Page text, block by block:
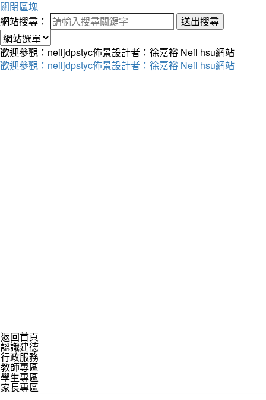
關閉區塊
網站搜尋：
送出搜尋
歡迎參觀：neiljdpstyc佈景設計者：徐嘉裕 Neil hsu網站
歡迎參觀：neiljdpstyc佈景設計者：徐嘉裕 Neil hsu網站
返回首頁
認識建德
行政服務
教師專區
學生專區
家長專區